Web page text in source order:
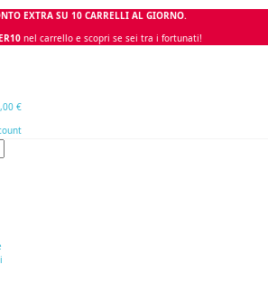
EXTRA SU 10 CARRELLI AL GIORNO.
nel carrello e scopri se sei tra i fortunati!
€